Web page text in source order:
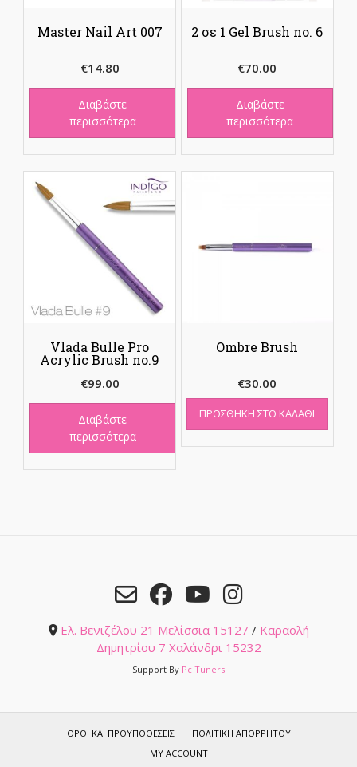
Master Nail Art 007
€14.80
Διαβάστε
περισσότερα
2 σε 1 Gel Brush no. 6
€70.00
Διαβάστε
περισσότερα
Vlada Bulle Pro
Acrylic Brush no.9
€99.00
Διαβάστε
περισσότερα
Ombre Brush
€30.00
ΠΡΟΣΘΉΚΗ ΣΤΟ ΚΑΛΆΘΙ
Ελ. Βενιζέλου 21 Μελίσσια 15127 / Καραολή
Δημητρίου 7 Χαλάνδρι 15232
Support By Pc Tuners
ΌΡΟΙ ΚΑΙ ΠΡΟΫΠΟΘΈΣΕΙΣ
ΠΟΛΙΤΙΚΉ ΑΠΟΡΡΉΤΟΥ
MY ACCOUNT